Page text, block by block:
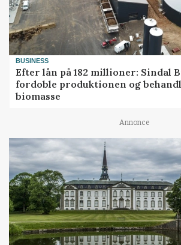
BUSINESS
Efter lån på 182 millioner: Sindal
fordoble produktionen og
biomasse
Annonce